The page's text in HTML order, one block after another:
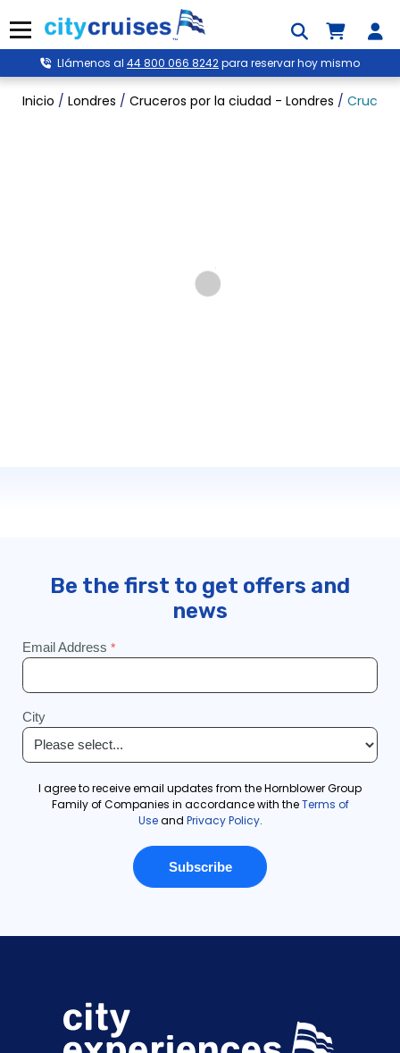
contenido
Menú
Llámenos al 44 800 066 8242para reservar hoy mismo
Inicio / Londres / Cruceros por la ciudad - Londres /